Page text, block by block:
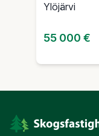
Ylöjärvi
55 000 €